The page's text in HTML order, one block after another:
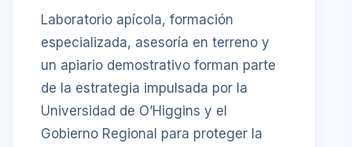
Laboratorio apícola, formación
especializada, asesoría en terreno y
un apiario demostrativo forman parte
de la estrategia impulsada por la
Universidad de O’Higgins y el
Gobierno Regional para proteger la